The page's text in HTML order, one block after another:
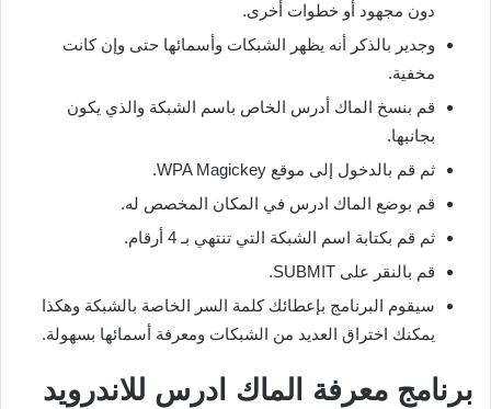
دون مجهود أو خطوات أخرى.
وجدير بالذكر أنه يظهر الشبكات وأسمائها حتى وإن كانت
مخفية.
قم بنسخ الماك أدرس الخاص باسم الشبكة والذي يكون
بجانبها.
ثم قم بالدخول إلى موقع WPA Magickey.
قم بوضع الماك ادرس في المكان المخصص له.
ثم قم بكتابة اسم الشبكة التي تنتهي بـ 4 أرقام.
قم بالنقر على SUBMIT.
سيقوم البرنامج بإعطائك كلمة السر الخاصة بالشبكة وهكذا
يمكنك اختراق العديد من الشبكات ومعرفة أسمائها بسهولة.
برنامج معرفة الماك ادرس للاندرويد